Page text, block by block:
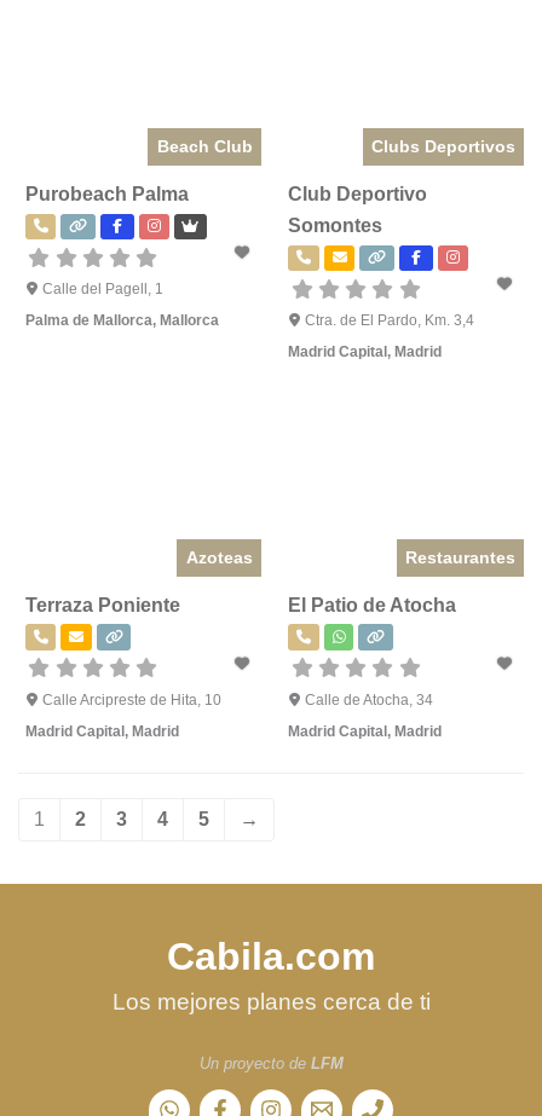
Beach Club
Purobeach Palma
Calle del Pagell, 1
Palma de Mallorca, Mallorca
Clubs Deportivos
Club Deportivo
Somontes
Ctra. de El Pardo, Km. 3,4
Madrid Capital , Madrid
Azoteas
Terraza Poniente
Calle Arcipreste de Hita, 10
Madrid Capital, Madrid
Restaurantes
El Patio de Atocha
Calle de Atocha, 34
Madrid Capital,Madrid
1 2 3 4 5 →
Cabila.com
Los mejores planes cerca de ti
Un proyecto de LFM